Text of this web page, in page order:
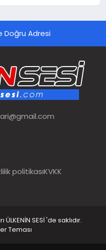
Doğru Adresi
politikasıKVKK
SESİ 'de saklıdır.
Teması